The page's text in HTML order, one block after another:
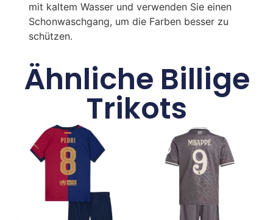
mit kaltem Wasser und verwenden Sie einen
Schonwaschgang, um die Farben besser zu
schützen.
Ähnliche Billige
Trikots